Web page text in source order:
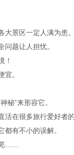
大景区一定人满为患
问题让人担忧。
！
宜。
秘”来形容它。
活在很多旅行爱好者
有不小的误解。
.......